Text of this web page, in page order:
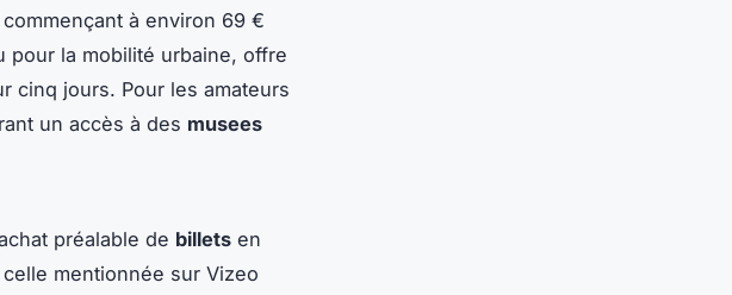
à environ 69 €
pour la mobilité urbaine, offre
cinq jours. Pour les amateurs
un accès à des musees
préalable de billets en
mentionnée sur Vizeo